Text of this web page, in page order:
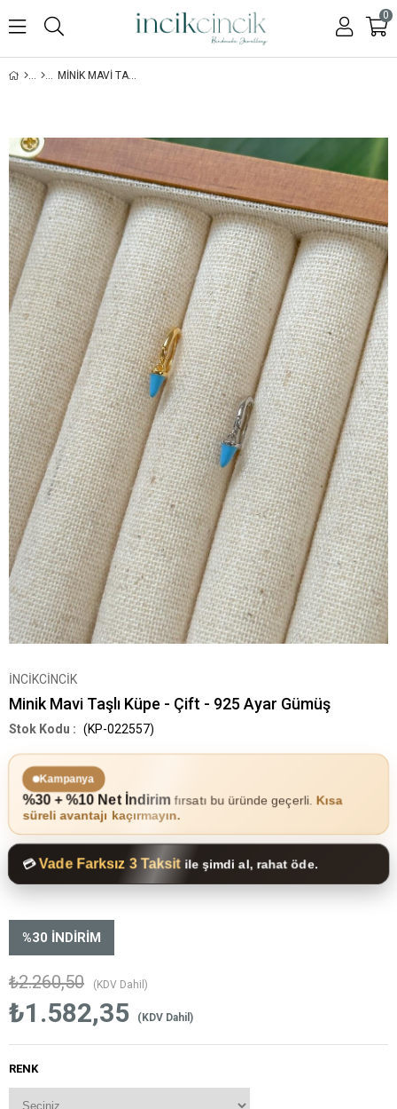
0
MINIK MAVI TAŞLI KÜPE - ÇIFT - 925 AYAR GÜMÜŞ
İNCİKCİNCİK
Minik Mavi Taşlı Küpe - Çift - 925 Ayar Gümüş
(KP-022557)
Kampanya
%30 + %10 Net İndirimfırsatı bu üründe geçerli. Kısa
süreli avantajı kaçırmayın.
💳Vade Farksız 3 Taksitile şimdi al, rahat öde.
%30 İNDIRIM
₺2.260,50 (KDV Dahil)
₺1.582,35 (KDV Dahil)
RENK